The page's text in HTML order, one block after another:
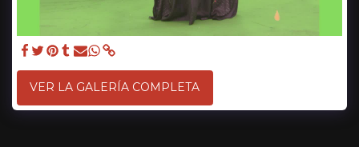
VER LA GALERÍA COMPLETA